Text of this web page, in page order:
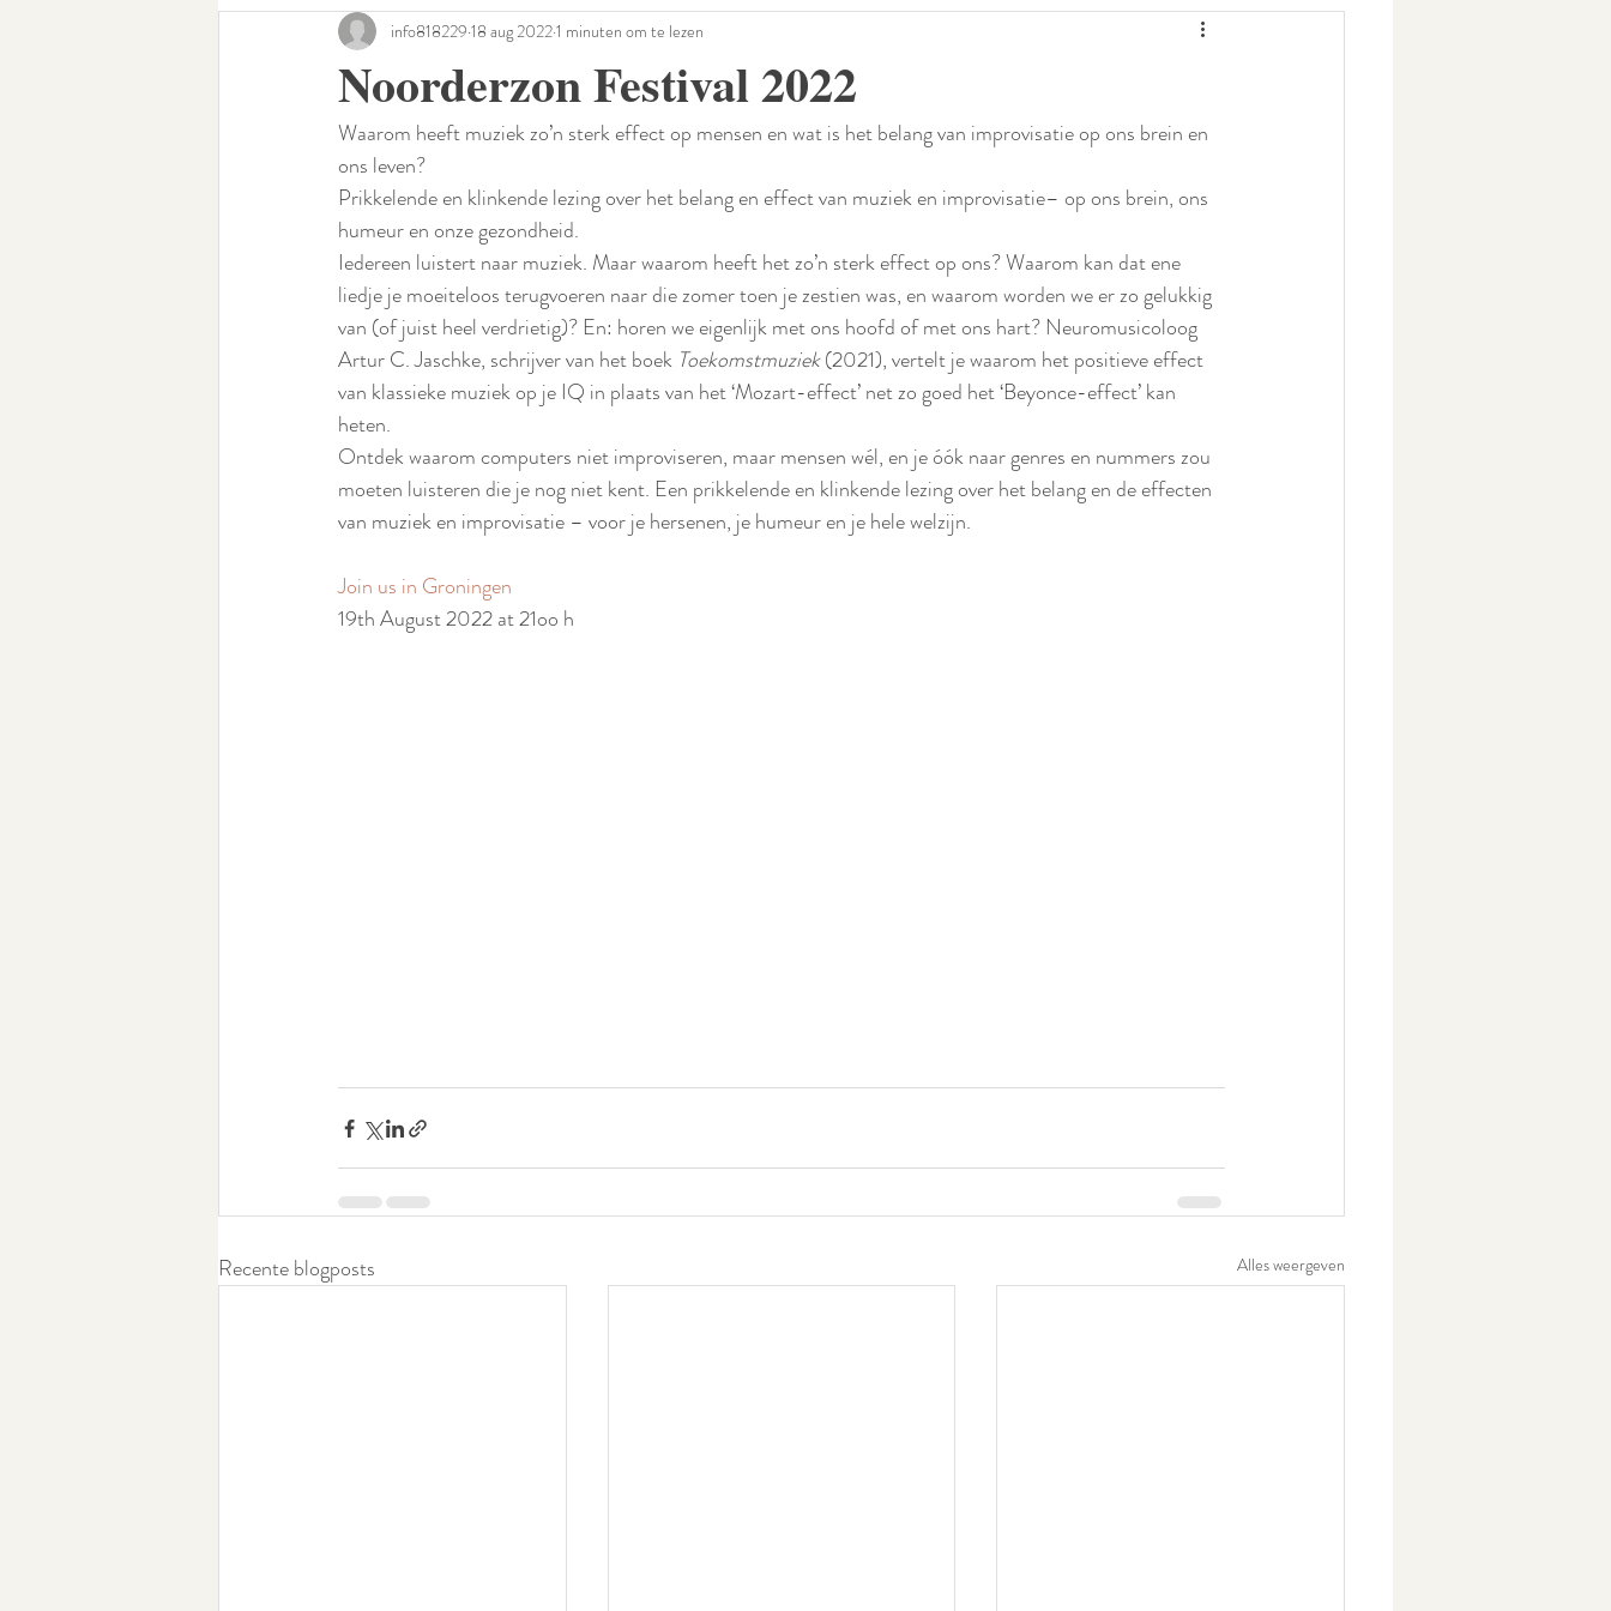
Noorderzon Festival 2022
info818229 18 aug 20221 minuten om te lezen
Waarom heeft muziek zo’n sterk effect op mensen en wat is het belang van improvisatie op ons brein en
ons leven?
Prikkelende en klinkende lezing over het belang en effect van muziek en improvisatie– op ons brein, ons
humeur en onze gezondheid.
Iedereen luistert naar muziek. Maar waarom heeft het zo’n sterk effect op ons? Waarom kan dat ene
liedje je moeiteloos terugvoeren naar die zomer toen je zestien was, en waarom worden we er zo gelukkig
van (of juist heel verdrietig)? En: horen we eigenlijk met ons hoofd of met ons hart? Neuromusicoloog
Artur C. Jaschke, schrijver van het boek Toekomstmuziek (2021), vertelt je waarom het positieve effect
van klassieke muziek op je IQ in plaats van het ‘Mozart-effect’ net zo goed het ‘Beyonce-effect’ kan
heten.
Ontdek waarom computers niet improviseren, maar mensen wél, en je óók naar genres en nummers zou
moeten luisteren die je nog niet kent. Een prikkelende en klinkende lezing over het belang en de effecten
van muziek en improvisatie – voor je hersenen, je humeur en je hele welzijn.
Join us in Groningen
19th August 2022 at 21oo h
Recente blogposts Alles weergeven